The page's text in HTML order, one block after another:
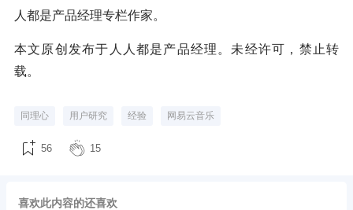
人都是产品经理专栏作家。
本文原创发布于人人都是产品经理。未经许可，禁止转
载。
同理心 用户研究 经验 网易云音乐
56 15
喜欢此内容的还喜欢